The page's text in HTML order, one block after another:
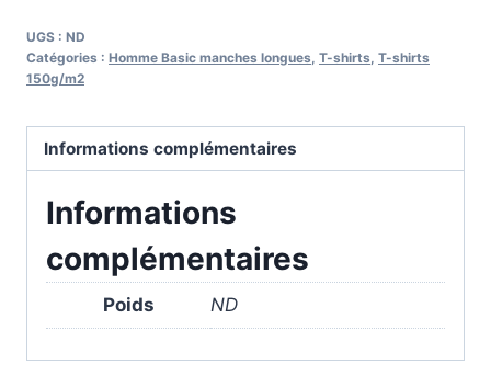
M13
White
UGS : ND
Catégories : Homme Basic manches longues T-shirts T-shirts
150g/m2
Informations complémentaires
Informations
complémentaires
Poids ND